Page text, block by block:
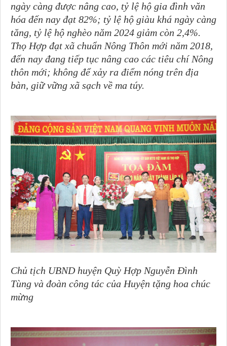
ngày càng được nâng cao, tỷ lệ hộ gia đình văn
hóa đến nay đạt 82%; tỷ lệ hộ giàu khá ngày càng
tăng, tỷ lệ hộ nghèo năm 2024 giảm còn 2,4%.
Thọ Hợp đạt xã chuẩn Nông Thôn mới năm 2018,
đến nay đang tiếp tục nâng cao các tiêu chí Nông
thôn mới; không để xảy ra điểm nóng trên địa
bàn, giữ vững xã sạch về ma túy.
Chủ tịch UBND huyện Quỳ Hợp Nguyễn Đình
Tùng và đoàn công tác của Huyện tặng hoa chúc
mừng